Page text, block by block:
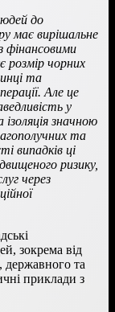
до
має вирішальне
фінансовими
розмір чорних
та
Але це
у
значною
та
випадків ці
ризику,
через
зокрема від
державного та
приклади з